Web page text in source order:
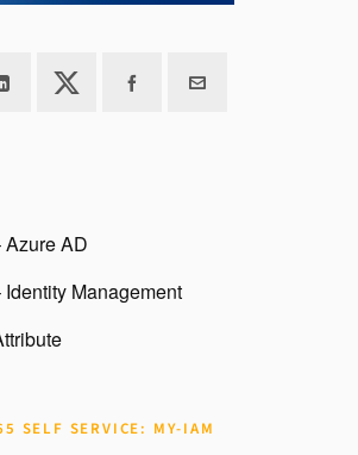
Azure AD
Management
SELF SERVICE: MY-IAM